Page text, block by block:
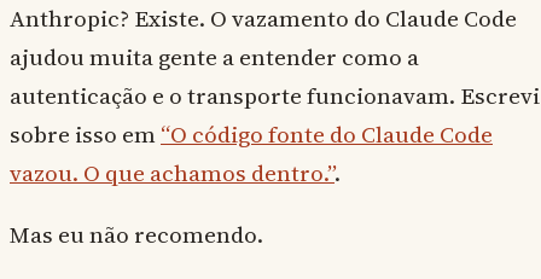
Anthropic? Existe. O vazamento do Claude Code
ajudou muita gente a entender como a
autenticação e o transporte funcionavam. Escrevi
sobre isso em“O código fonte do Claude Code
vazou. O que achamos dentro.”.
Mas eu não recomendo.